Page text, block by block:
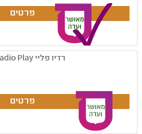
רדיו פליי Radio Play